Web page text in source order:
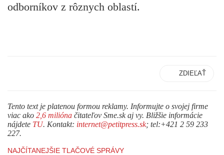
odborníkov z rôznych oblastí.
ZDIEĽAŤ
Tento text je platenou formou reklamy. Informujte o svojej firme
viac ako 2,6 milióna čitateľov Sme.sk aj vy. Bližšie informácie
nájdete TU. Kontakt: internet@petitpress.sk; tel:+421 2 59 233
227.
NAJČÍTANEJŠIE TLAČOVÉ SPRÁVY